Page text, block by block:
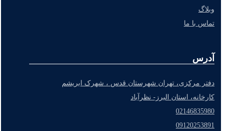
وبلاگ
تماس با ما
آدرس
دفتر مرکزی، تهران شهرستان قدس ، شهرک ابریشم
کارخانه، استان البرز- نظرآباد
02146835980
09120253891